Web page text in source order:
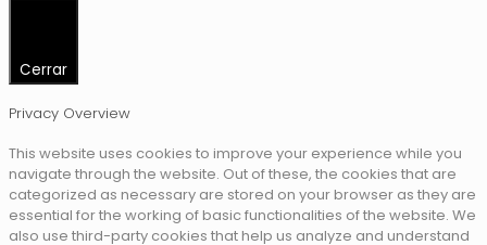
Cerrar
Privacy Overview
This website uses cookies to improve your experience while you
navigate through the website. Out of these, the cookies that are
categorized as necessary are stored on your browser as they are
essential for the working of basic functionalities of the website. We
also use third-party cookies that help us analyze and understand